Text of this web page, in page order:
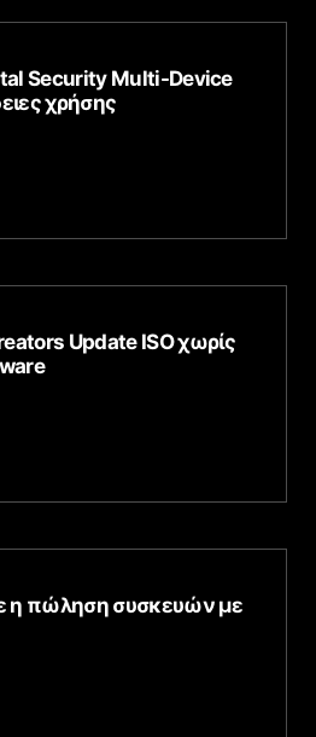
Security Multi-Device
χρήσης
Update ISO χωρίς
η πώληση συσκευών με